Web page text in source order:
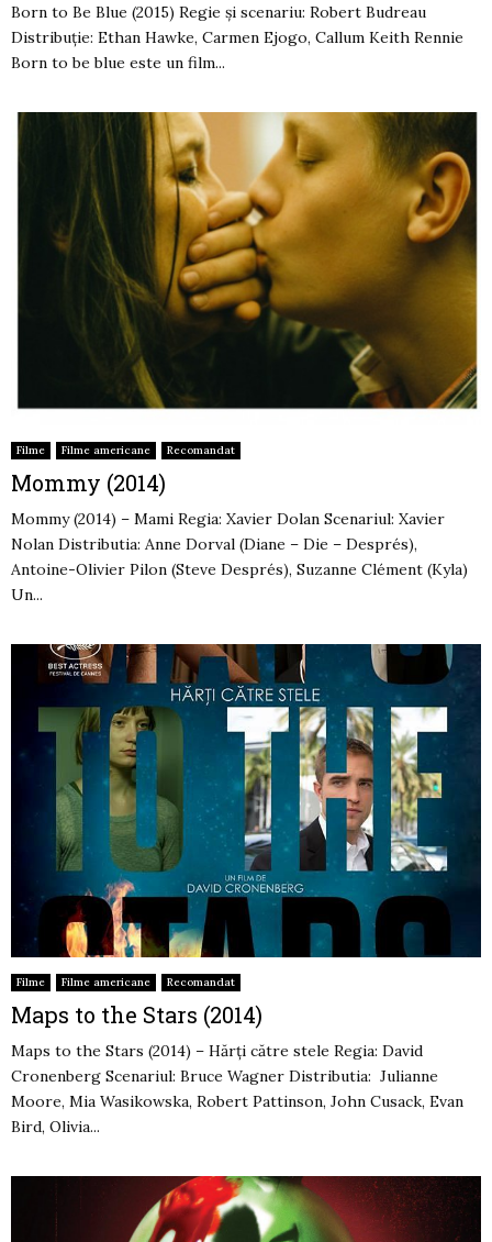
Born to Be Blue (2015) Regie și scenariu: Robert Budreau
Distribuție: Ethan Hawke, Carmen Ejogo, Callum Keith Rennie
Born to be blue este un film...
Filme Filme americane Recomandat
Mommy (2014)
Mommy (2014) – Mami Regia: Xavier Dolan Scenariul: Xavier
Nolan Distributia: Anne Dorval (Diane – Die – Després),
Antoine-Olivier Pilon (Steve Després), Suzanne Clément (Kyla)
Un...
Filme Filme americane Recomandat
Maps to the Stars (2014)
Maps to the Stars (2014) – Hărți către stele Regia: David
Cronenberg Scenariul: Bruce Wagner Distributia: Julianne
Moore, Mia Wasikowska, Robert Pattinson, John Cusack, Evan
Bird, Olivia...